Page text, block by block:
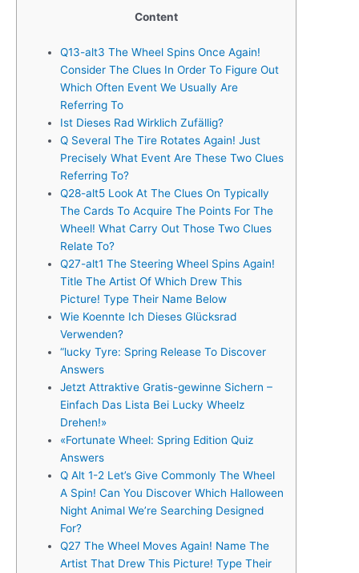
Content
Q13-alt3 The Wheel Spins Once Again!
Consider The Clues In Order To Figure Out
Which Often Event We Usually Are
Referring To
Ist Dieses Rad Wirklich Zufällig?
Q Several The Tire Rotates Again! Just
Precisely What Event Are These Two Clues
Referring To?
Q28-alt5 Look At The Clues On Typically
The Cards To Acquire The Points For The
Wheel! What Carry Out Those Two Clues
Relate To?
Q27-alt1 The Steering Wheel Spins Again!
Title The Artist Of Which Drew This
Picture! Type Their Name Below
Wie Koennte Ich Dieses Glücksrad
Verwenden?
“lucky Tyre: Spring Release To Discover
Answers
Jetzt Attraktive Gratis-gewinne Sichern –
Einfach Das Lista Bei Lucky Wheelz
Drehen!»
«Fortunate Wheel: Spring Edition Quiz
Answers
Q Alt 1-2 Let’s Give Commonly The Wheel
A Spin! Can You Discover Which Halloween
Night Animal We’re Searching Designed
For?
Q27 The Wheel Moves Again! Name The
Artist That Drew This Picture! Type Their